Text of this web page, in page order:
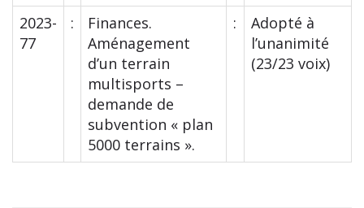
2023-
77
:
Finances.
Aménagement
d’un terrain
multisports –
demande de
subvention « plan
5000 terrains ».
:
Adopté à
l’unanimité
(23/23 voix)